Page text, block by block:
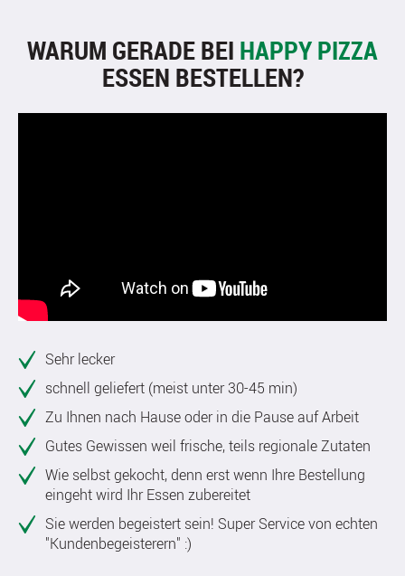
WARUM GERADE BEI HAPPY PIZZA
ESSEN BESTELLEN?
Sehr lecker
schnell geliefert (meist unter 30-45 min)
Zu Ihnen nach Hause oder in die Pause auf Arbeit
Gutes Gewissen weil frische, teils regionale Zutaten
Wie selbst gekocht, denn erst wenn Ihre Bestellung
eingeht wird Ihr Essen zubereitet
Sie werden begeistert sein! Super Service von echten
"Kundenbegeisterern" :)